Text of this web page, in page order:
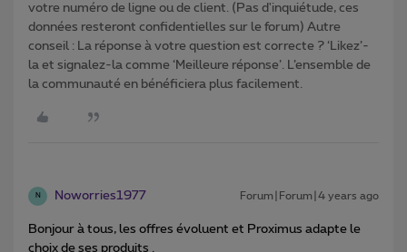
votre numéro de ligne ou de client. (Pas d'inquiétude, ces
données resteront confidentielles sur le forum) Autre
conseil : La réponse à votre question est correcte ? ‘Likez’-
la et signalez-la comme ‘Meilleure réponse’. L’ensemble de
la communauté en bénéficiera plus facilement.
N Noworries1977 Forum|Forum|4 years ago
Bonjour à tous, les offres évoluent et Proximus adapte le
choix de ses produits .